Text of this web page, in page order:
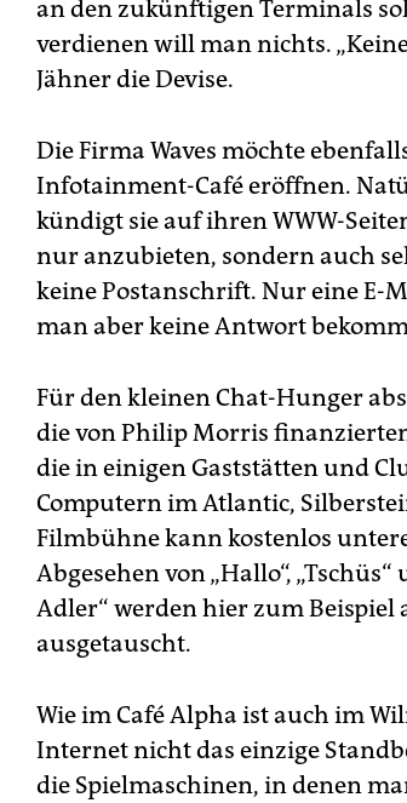
an den zukünftigen Terminals
verdienen will man nichts.
Jähner die Devise.
Die Firma Waves möchte
Infotainment-Café eröffnen.
kündigt sie auf ihren WWW-
nur anzubieten, sondern auch
keine Postanschrift. Nur eine E-
man aber keine Antwort
Für den kleinen Chat-Hunger
die von Philip Morris
die in einigen Gaststätten und
Computern im Atlantic,
Filmbühne kann kostenlos
Abgesehen von „Hallo“,
Adler“ werden hier zum Beispiel
ausgetauscht.
Wie im Café Alpha ist auch im
Internet nicht das einzige
die Spielmaschinen, in denen